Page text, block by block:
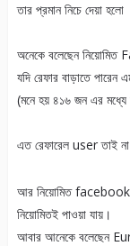
তার প্রমান নিচে দেয়া হলো
অনেকে বলেছেন
যদি রেফার বাড়াতে
(মনে হয় ৪১৬ জন এর
এত রেফারেল user তাই
আর নিয়োমিত
নিয়োমিতই পাওয়া যায়।
আবার আনেকে বলেছেন